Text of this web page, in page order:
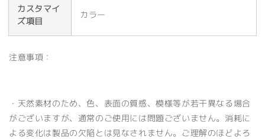
カスタマイ
ズ項目
カラー
注意事項：
・天然素材のため、色、表面の質感、模様等が若干異なる場合
がございますが、通常のご使用には問題ございません。消耗に
よる変化は製品の欠陥とは見なされません。ご理解のほどよろ